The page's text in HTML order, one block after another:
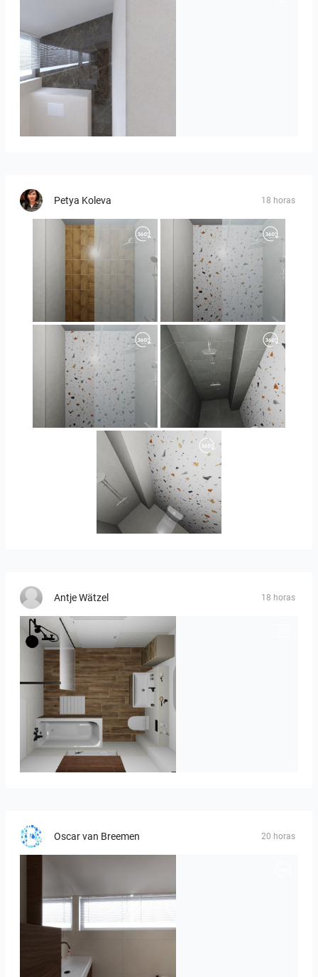
Badkamerhuis
Petya Koleva 18 horas
Orlando_kanect_1-01 Orlando_kanect_3-01
Orlando_kanect_4-01
Banya2_1-01
Antje Wätzel 18 horas
Kreideweiß
Oscar van Breemen 20 horas